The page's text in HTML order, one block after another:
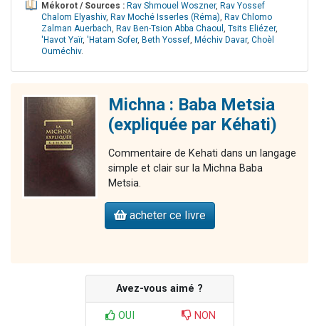
Mékorot / Sources : Rav Shmouel Woszner, Rav Yossef
Chalom Elyashiv, Rav Moché Isserles (Réma), Rav Chlomo
Zalman Auerbach, Rav Ben-Tsion Abba Chaoul , Tsits Eliézer,
'Havot Yaïr, 'Hatam Sofer, Beth Yossef, Méchiv Davar, Choèl
Ouméchiv.
Michna : Baba Metsia
(expliquée par Kéhati)
Commentaire de Kehati dans un langage
simple et clair sur la Michna Baba
Metsia.
acheter ce livre
Avez-vous aimé ?
OUI NON